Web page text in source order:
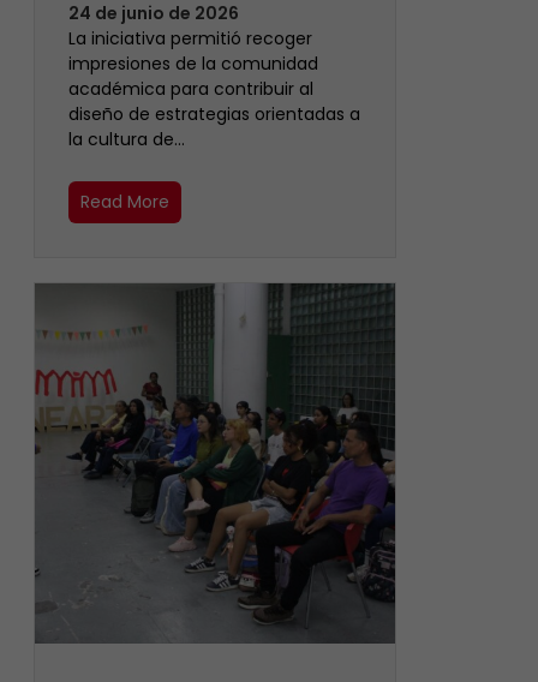
24 de junio de 2026
La iniciativa permitió recoger
impresiones de la comunidad
académica para contribuir al
diseño de estrategias orientadas a
la cultura de…
Read More